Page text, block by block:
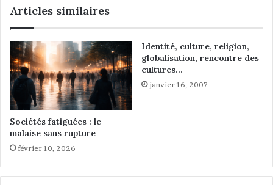
t
é
p
a
r
t
d
’
u
«
d
M
a
r
o
c
i
n
s
e
n
Articles similaires
Sociétés fatiguées : le
malaise sans rupture
février 10, 2026
Identité, culture, religion,
globalisation, rencontre des
cultures…
janvier 16, 2007